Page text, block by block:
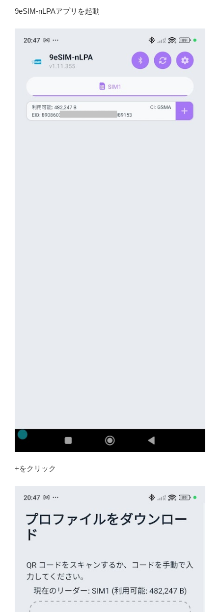
9eSIM-nLPAアプリを起動
+をクリック